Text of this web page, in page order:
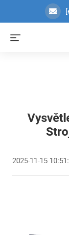
2025-11-15